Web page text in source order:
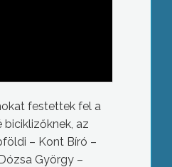
festettek fel a
az
– Kont Bíró –
György –